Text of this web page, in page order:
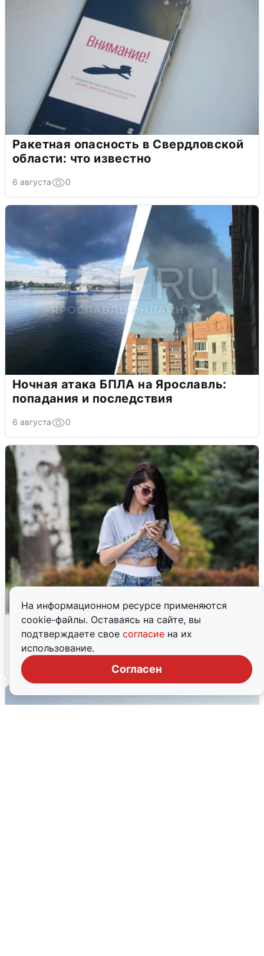
На информационном ресурсе применяются
cookie-файлы. Оставаясь на сайте, вы
подтверждаете свое согласие на их
использование.
Согласен
Ракетная опасность в Свердловской
области: что известно
6 августа 0
Ночная атака БПЛА на Ярославль:
попадания и последствия
6 августа 0
Волгоградцы остались без
мобильного интернета
6 августа